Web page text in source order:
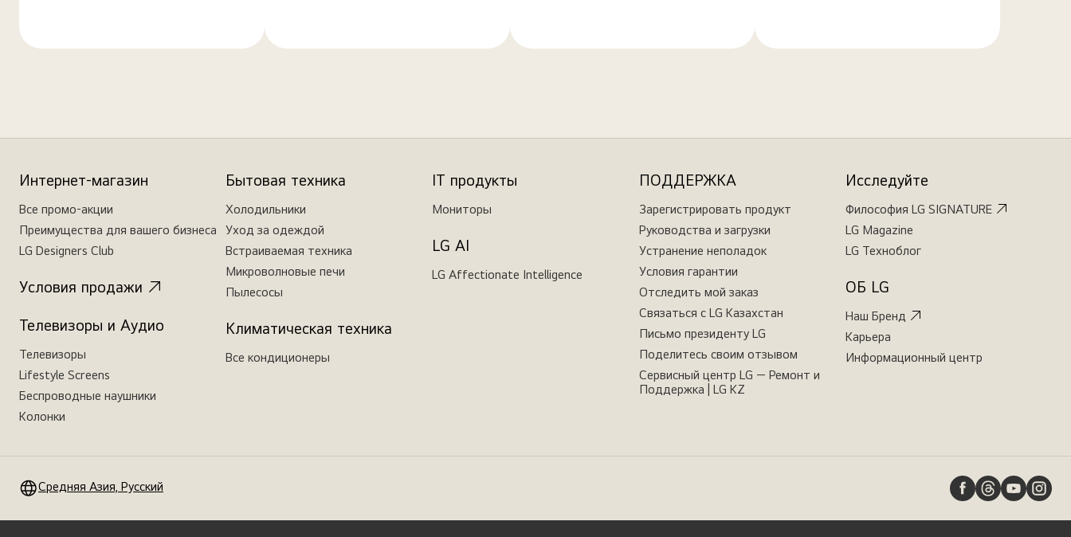
Интернет-магазин
Все промо-акции
Преимущества для вашего бизнеса
LG Designers Club
Условия продажи
Телевизоры и Аудио
Телевизоры
Lifestyle Screens
Беспроводные наушники
Колонки
Бытовая техника
Холодильники
Уход за одеждой
Встраиваемая техника
Микроволновые печи
Пылесосы
Климатическая техника
Все кондиционеры
IT продукты
Мониторы
LG AI
LG Affectionate Intelligence
ПОДДЕРЖКА
Зарегистрировать продукт
Руководства и загрузки
Устранение неполадок
Условия гарантии
Отследить мой заказ
Связаться с LG Казахстан
Письмо президенту LG
Поделитесь своим отзывом
Сервисный центр LG — Ремонт и
Поддержка | LG KZ
Исследуйте
Философия LG SIGNATURE
LG Magazine
LG Техноблог
ОБ LG
Наш Бренд
Карьера
Информационный центр
Средняя Азия, Русский